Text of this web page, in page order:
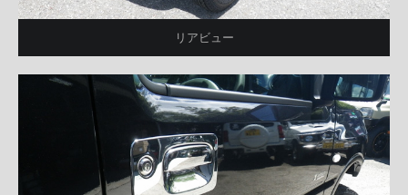
リアビュー